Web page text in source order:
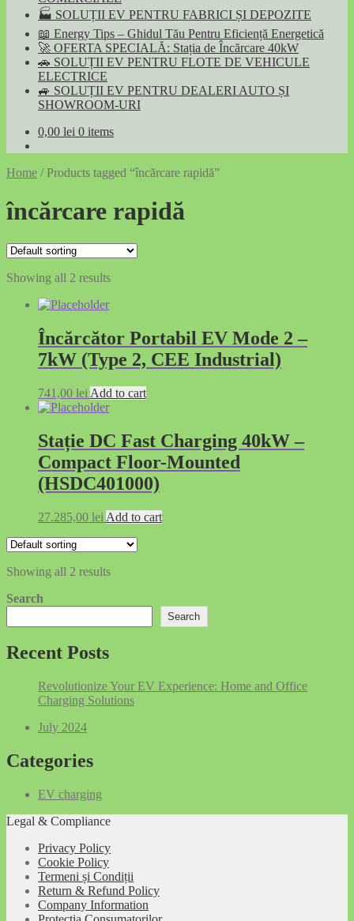
🏭 SOLUȚII EV PENTRU FABRICI ȘI DEPOZITE
📖 Energy Tips – Ghidul Tău Pentru Eficiență Energetică
🚀 OFERTA SPECIALĂ: Stația de Încărcare 40kW
🚗 SOLUȚII EV PENTRU FLOTE DE VEHICULE
ELECTRICE
🚙 SOLUȚII EV PENTRU DEALERI AUTO ȘI
SHOWROOM-URI
0,00 lei 0 items
Home /Products tagged “încărcare rapidă”
încărcare rapidă
Showing all 2 results
Încărcător Portabil EV Mode 2 –
7kW (Type 2, CEE Industrial)
741,00 lei Add to cart
Stație DC Fast Charging 40kW –
Compact Floor-Mounted
(HSDC401000)
27.285,00 lei Add to cart
Showing all 2 results
Search
Search
Recent Posts
Revolutionize Your EV Experience: Home and Office
Charging Solutions
July 2024
Categories
EV charging
Legal & Compliance
Privacy Policy
Cookie Policy
Termeni și Condiții
Return & Refund Policy
Company Information